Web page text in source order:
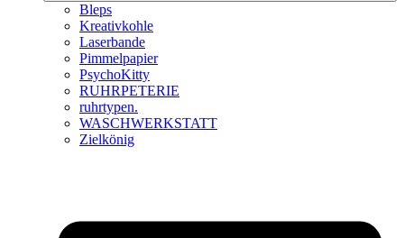
Bleps
Kreativkohle
Laserbande
Pimmelpapier
PsychoKitty
RUHRPETERIE
ruhrtypen.
WASCHWERKSTATT
Zielkönig